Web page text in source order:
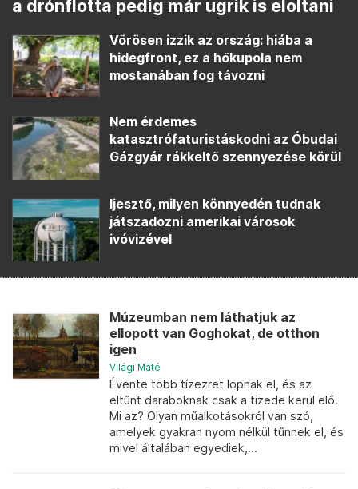
a drónflotta pedig már ugrik is eloltani
Vörösen izzik az ország: hiába a
hidegfront, ez a hőkupola nem
mostanában fog távozni
Nem érdemes
katasztrófaturistáskodni az Óbudai
Gázgyár rákkeltő szennyezése körül
Ijesztő, milyen könnyedén tudnak
játszadozni amerikai városok
ivóvizével
Múzeumban nem láthatjuk az
ellopott van Goghokat, de otthon
igen
Világi Máté
Évente több tízezret lopnak el, és az
eltűnt daraboknak csak a tizede kerül elő.
Mi az? Olyan műalkotásokról van szó,
amelyek gyakran nyom nélkül tűnnek el, és
mivel általában egyediek,...